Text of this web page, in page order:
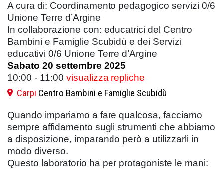
A cura di: Coordinamento pedagogico servizi 0/6
Unione Terre d’Argine
In collaborazione con: educatrici del Centro
Bambini e Famiglie Scubidù e dei Servizi
educativi 0/6 Unione Terre d’Argine
Sabato 20 settembre 2025
10:00 - 11:00 visualizza repliche
Carpi Centro Bambini e Famiglie Scubidù
Quando impariamo a fare qualcosa, facciamo
sempre affidamento sugli strumenti che abbiamo
a disposizione, imparando però a utilizzarli in
modo diverso.
Questo laboratorio ha per protagoniste le mani: